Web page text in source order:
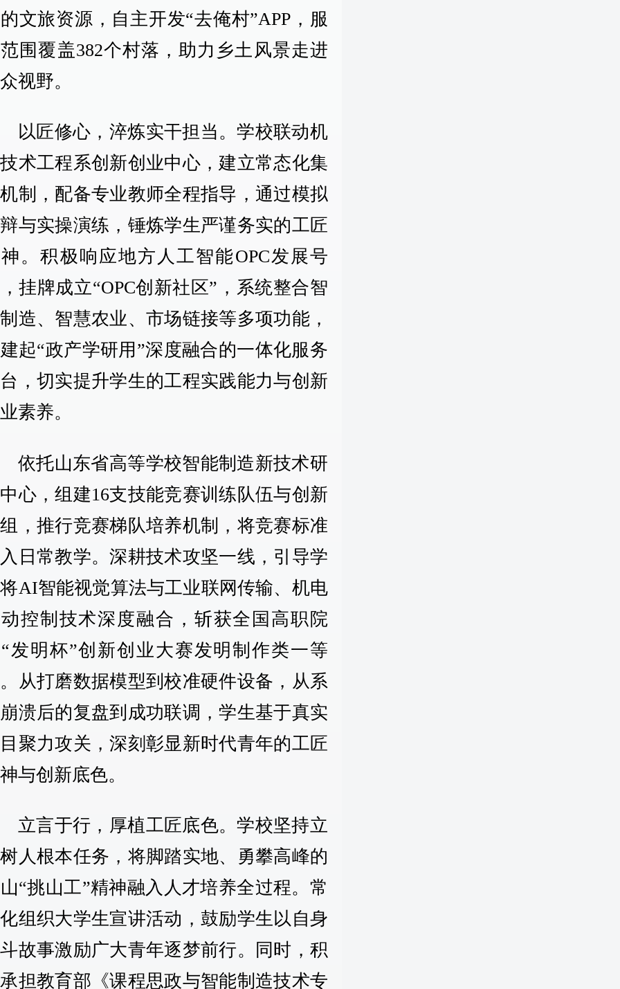
文旅资源，自主开发“去俺村”APP，服
围覆盖382个村落，助力乡土风景走进
视野。
以匠修心，淬炼实干担当。学校联动机
术工程系创新创业中心，建立常态化集
制，配备专业教师全程指导，通过模拟
与实操演练，锤炼学生严谨务实的工匠
。积极响应地方人工智能OPC发展号
挂牌成立“OPC创新社区”，系统整合智
造、智慧农业、市场链接等多项功能，
起“政产学研用”深度融合的一体化服务
，切实提升学生的工程实践能力与创新
素养。
依托山东省高等学校智能制造新技术研
心，组建16支技能竞赛训练队伍与创新
，推行竞赛梯队培养机制，将竞赛标准
日常教学。深耕技术攻坚一线，引导学
AI智能视觉算法与工业联网传输、机电
控制技术深度融合，斩获全国高职院
发明杯”创新创业大赛发明制作类一等
从打磨数据模型到校准硬件设备，从系
溃后的复盘到成功联调，学生基于真实
聚力攻关，深刻彰显新时代青年的工匠
与创新底色。
立言于行，厚植工匠底色。学校坚持立
人根本任务，将脚踏实地、勇攀高峰的
“挑山工”精神融入人才培养全过程。常
组织大学生宣讲活动，鼓励学生以自身
故事激励广大青年逐梦前行。同时，积
担教育部《课程思政与智能制造技术专